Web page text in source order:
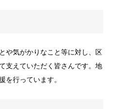
や気がかりなこと等に対し、区
支えていただく皆さんです。地
を行っています。